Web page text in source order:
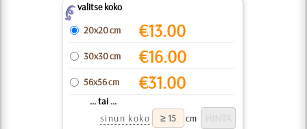
Zvalitse koko
20x20 cm
€13.00
30x30 cm €16.00
56x56 cm €31.00
... tai ...
sinun koko
cm